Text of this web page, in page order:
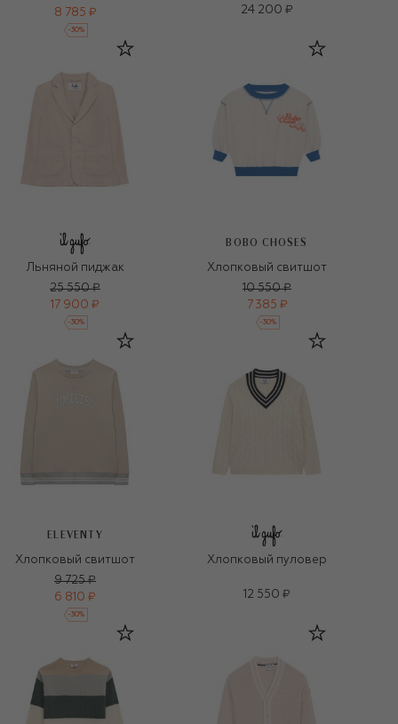
8 785 ₽
-30%
24 200 ₽
Льняной пиджак
25 550 ₽
17 900 ₽
-30%
BOBO CHOSES
Хлопковый свитшот
10 550 ₽
7 385 ₽
-30%
ELEVENTY
Хлопковый свитшот
9 725 ₽
6 810 ₽
-30%
Хлопковый пуловер
12 550 ₽